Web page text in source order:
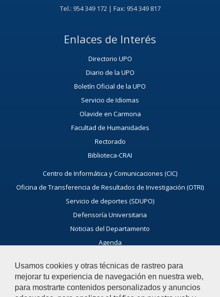
Usamos cookies y otras técnicas de rastreo para
mejorar tu experiencia de navegación en nuestra web,
para mostrarte contenidos personalizados y anuncios
Tel.: 954 349 172 | Fax: 954 349 817
Enlaces de Interés
Directorio UPO
Diario de la UPO
Boletín Oficial de la UPO
Servicio de Idiomas
Olavide en Carmona
Facultad de Humanidades
Rectorado
Biblioteca-CRAI
Centro de Informática y Comunicaciones (CIC)
Oficina de Transferencia de Resultados de Investigación (OTRI)
Servicio de deportes (SDUPO)
Defensoría Universitaria
Noticias del Departamento
Agenda
Ayúdanos a mejorar
El acceso al buzón exclusivamente se hará en caso de querer